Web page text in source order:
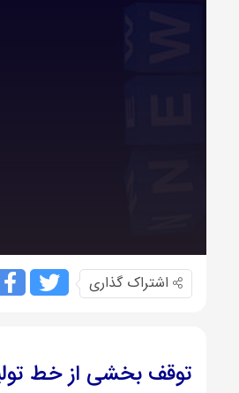
اشتراک گذاری
توقف بخشی از خط